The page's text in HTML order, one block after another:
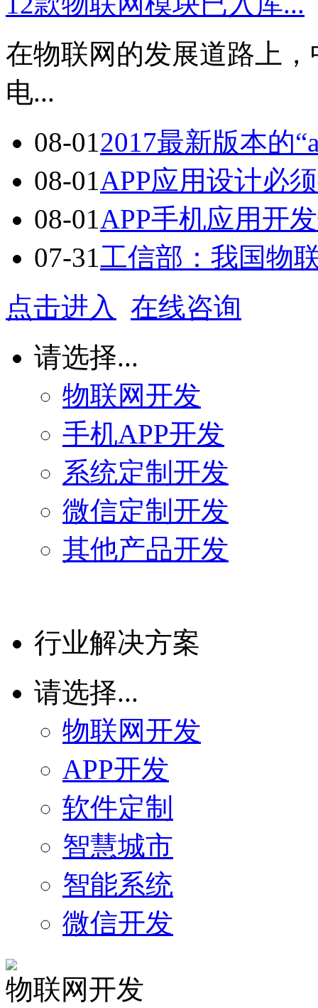
在物联网的发展道路上
电...
08-012017最新版本的
08-01APP应用设计必
08-01APP手机应用开
07-31工信部：我国物
点击进入
在线咨询
请选择...
物联网开发
手机APP开发
系统定制开发
微信定制开发
其他产品开发
行业解决方案
请选择...
物联网开发
APP开发
软件定制
智慧城市
智能系统
微信开发
物联网开发